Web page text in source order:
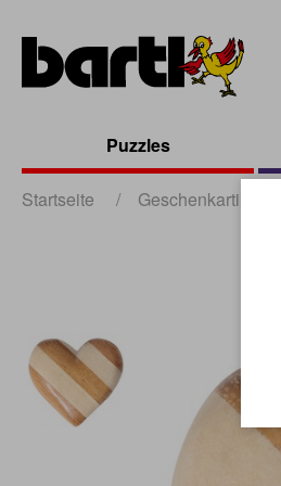
Puzzles
Startseite / Geschenkartikel